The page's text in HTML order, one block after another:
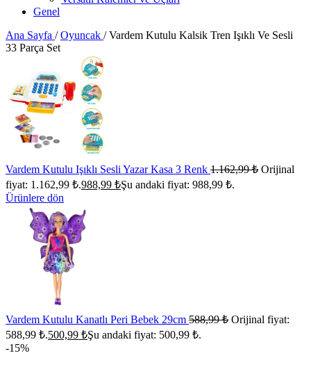
Genel
Ana Sayfa / Oyuncak / Vardem Kutulu Kalsik Tren Işıklı Ve Sesli
33 Parça Set
Vardem Kutulu Işıklı Sesli Yazar Kasa 3 Renk 1.162,99₺ Orijinal
fiyat: 1.162,99 ₺.988,99 ₺Şu andaki fiyat: 988,99 ₺.
Ürünlere dön
Vardem Kutulu Kanatlı Peri Bebek 29cm 588,99₺ Orijinal fiyat:
588,99 ₺.500,99 ₺Şu andaki fiyat: 500,99 ₺.
-15%